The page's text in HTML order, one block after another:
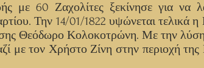
με 60 Ζαχολίτες ξεκίνησε για να
Την 14/01/1822 υψώνεται τελικά
Θεόδωρο Κολοκοτρώνη. Με την λύση
με τον Χρήστο Ζίνη στην περιοχή